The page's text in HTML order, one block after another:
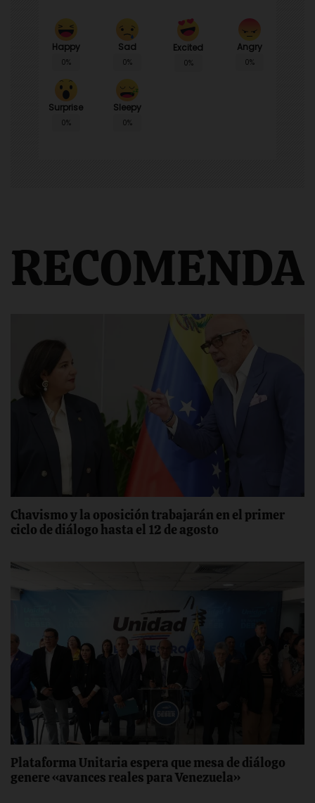
Happy
0%
Sad
0%
Excited
0%
Angry
0%
Surprise
0%
Sleepy
0%
Chavismo y la oposición trabajarán en el primer
ciclo de diálogo hasta el 12 de agosto
Plataforma Unitaria espera que mesa de diálogo
genere «avances reales para Venezuela»